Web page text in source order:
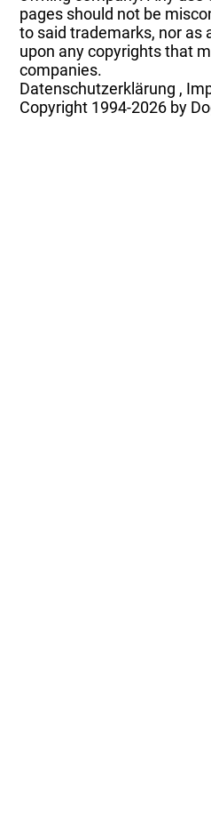
pages should not be
to said trademarks, nor as
upon any copyrights that
companies.
Datenschutzerklärung ,
Copyright 1994-2026 by